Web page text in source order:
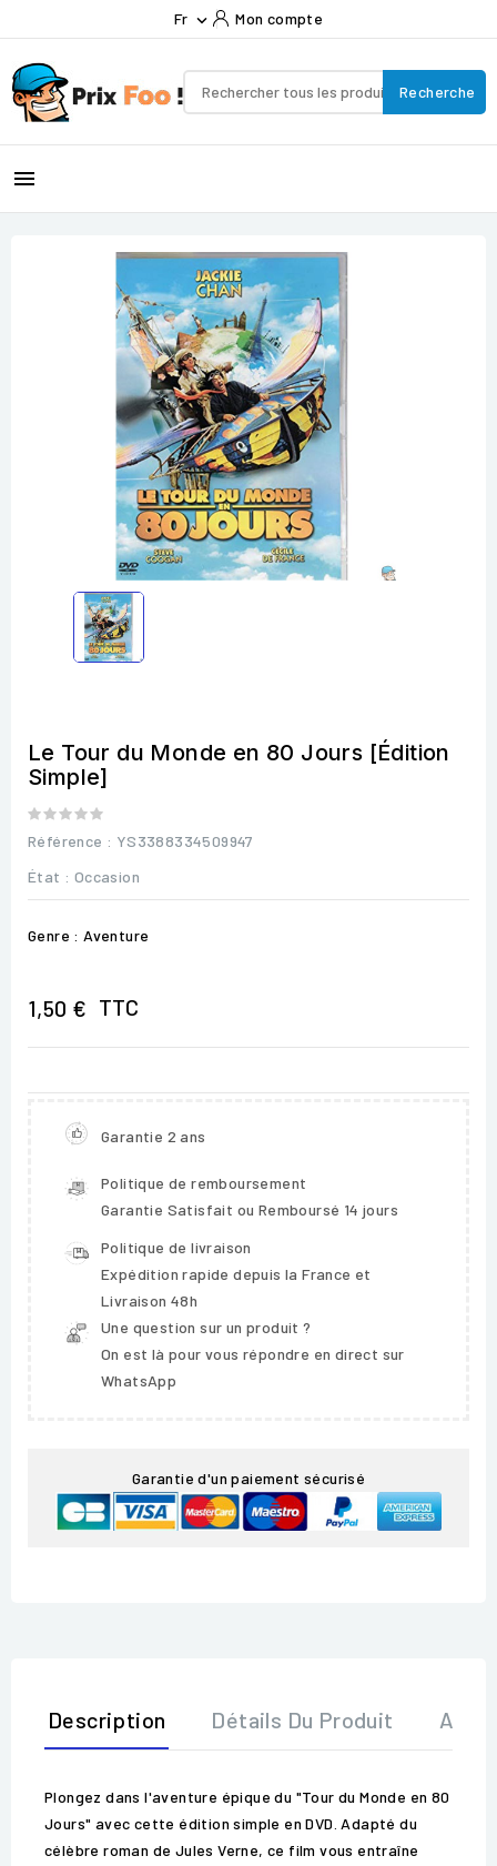
Fr  Mon compte
Recherche

Le Tour du Monde en 80 Jours [Édition
Simple]
Référence : YS3388334509947
État : Occasion
Genre : Aventure
1,50 € TTC
Garantie 2 ans
Politique de remboursement
Garantie Satisfait ou Remboursé 14 jours
Politique de livraison
Expédition rapide depuis la France et
Livraison 48h
Une question sur un produit ?
On est là pour vous répondre en direct sur
WhatsApp
Garantie d'un paiement sécurisé
Description Détails Du Produit Avis
Plongez dans l'aventure épique du "Tour du Monde en 80
Jours" avec cette édition simple en DVD. Adapté du
célèbre roman de Jules Verne, ce film vous entraîne